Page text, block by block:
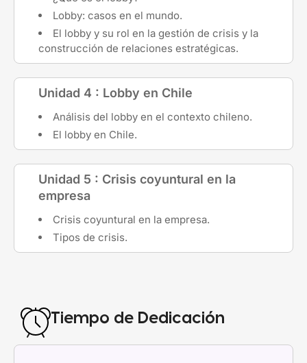
Lobby: casos en el mundo.
El lobby y su rol en la gestión de crisis y la
construcción de relaciones estratégicas.
Unidad 4 : Lobby en Chile
Análisis del lobby en el contexto chileno.
El lobby en Chile.
Unidad 5 : Crisis coyuntural en la
empresa
Crisis coyuntural en la empresa.
Tipos de crisis.
Tiempo de Dedicación